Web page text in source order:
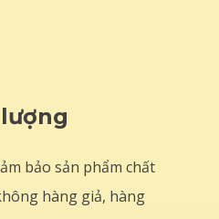
bảo sản phẩm chất
hàng giả, hàng